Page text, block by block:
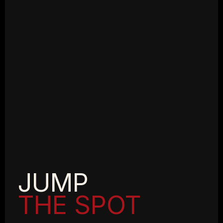
JUMP
THE SPOT